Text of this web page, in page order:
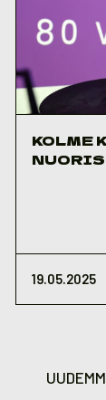
KOLME
19.05.2025